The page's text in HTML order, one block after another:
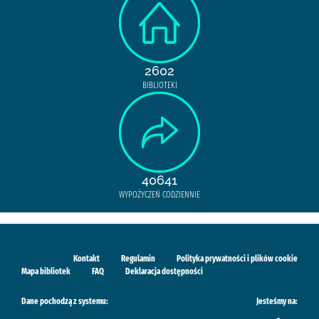
2602
BIBLIOTEKI
40641
WYPOŻYCZEŃ CODZIENNIE
Kontakt Regulamin
Polityka prywatności i plików cookie
Mapa bibliotek
FAQ Deklaracja dostępności
Dane pochodzą z systemu: Jesteśmy na: